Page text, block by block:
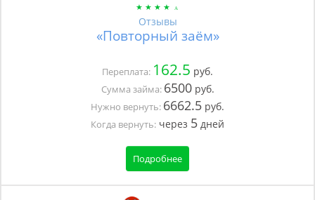
Отзывы
«Повторный заём»
Переплата: 162.5 руб.
Сумма займа: 6500руб.
Нужно вернуть: 6662.5 руб.
Когда вернуть: через 5 дней
Подробнее